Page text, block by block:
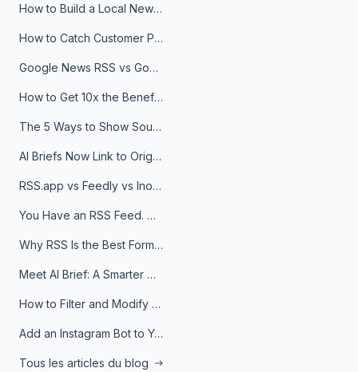
How to Build a Local News Hub That Updates Itself
How to Catch Customer Problems Before They Become Support Tickets
Google News RSS vs Google Alerts: Which Is Better for News Monitoring?
How to Get 10x the Benefits of Google Alerts
The 5 Ways to Show Sources in Your AI Brief, And When to Use Each
AI Briefs Now Link to Original Sources. Here's Why It Matters
RSS.app vs Feedly vs Inoreader: Which One Is Actually Right for You?
You Have an RSS Feed. Now What?
Why RSS Is the Best Format for AI Agents in 2026
Meet AI Brief: A Smarter Way to Stay on Top of Information
How to Filter and Modify RSS Feeds
Add an Instagram Bot to Your Telegram Channel, Group, or Topic
Tous les articles du blog